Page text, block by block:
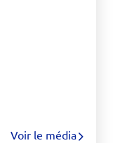
Voir le média